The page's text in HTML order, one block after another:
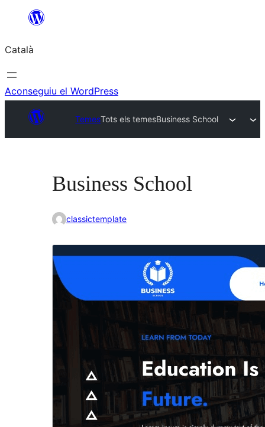
contingut
Català
Aconseguiu el WordPress
TemesTots els temesBusiness School
Business School
classictemplate